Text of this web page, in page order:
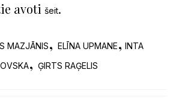
avoti šeit.
MAZJĀNIS, ELĪNA UPMANE, INTA
, ĢIRTS RAĢELIS